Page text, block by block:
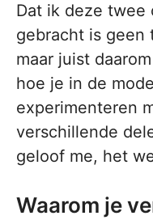
Dat ik deze twee
gebracht is geen
maar juist
hoe je in de
experimenteren
verschillende
geloof me, het
Waarom je